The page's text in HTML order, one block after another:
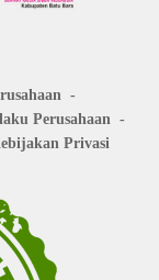
Perusahaan
Privasi